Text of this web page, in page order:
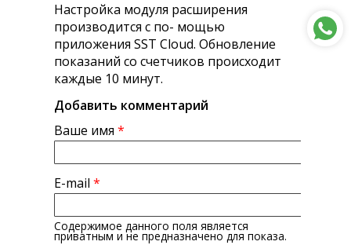
Настройка модуля расширения
производится с по- мощью
приложения SST Cloud. Обновление
показаний со счетчиков происходит
каждые 10 минут.
Добавить комментарий
Ваше имя *
E-mail *
Содержимое данного поля является
приватным и не предназначено для показа.